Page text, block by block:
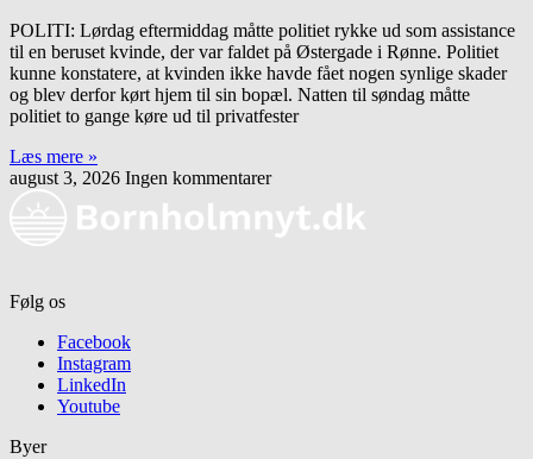
POLITI: Lørdag eftermiddag måtte politiet rykke ud som assistance
til en beruset kvinde, der var faldet på Østergade i Rønne. Politiet
kunne konstatere, at kvinden ikke havde fået nogen synlige skader
og blev derfor kørt hjem til sin bopæl. Natten til søndag måtte
politiet to gange køre ud til privatfester
Læs mere »
august 3, 2026 Ingen kommentarer
Følg os
Facebook
Instagram
LinkedIn
Youtube
Byer